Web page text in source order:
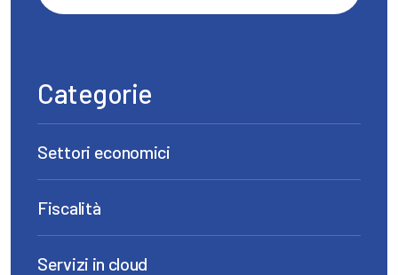
Categorie
Settori economici
Fiscalità
Servizi in cloud